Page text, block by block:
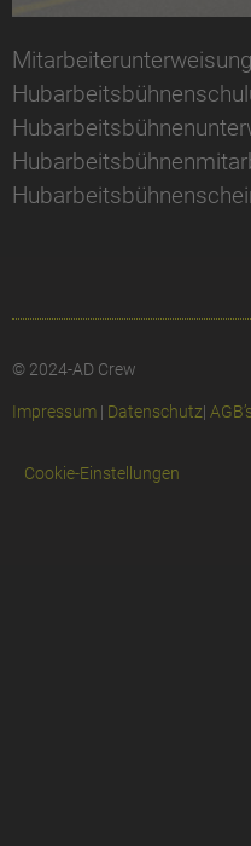
© 2024-AD Crew
Impressum | Datenschutz| AGB’s
Cookie-Einstellungen